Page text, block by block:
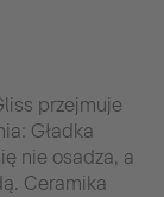
przejmuje
Gładka
nie osadza, a
Ceramika